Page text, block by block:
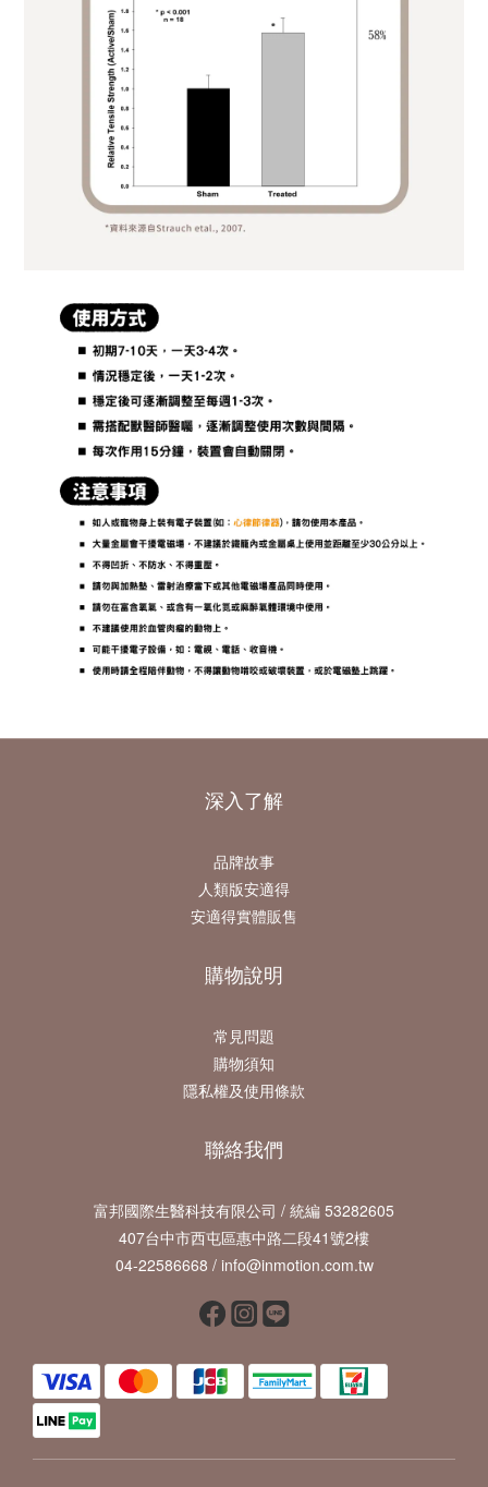
深入了解
品牌故事
人類版安適得
安適得實體販售
購物說明
常見問題
購物須知
隱私權及使用條款
聯絡我們
富邦國際生醫科技有限公司 / 統編 53282605
407台中市西屯區惠中路二段41號2樓
04-22586668 / info@inmotion.com.tw